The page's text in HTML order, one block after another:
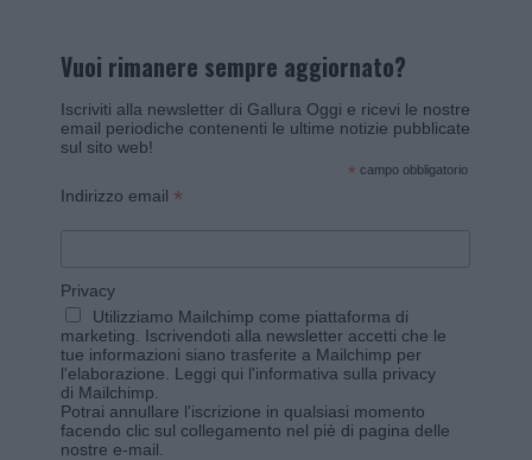
Vuoi rimanere sempre aggiornato?
Iscriviti alla newsletter di Gallura Oggi e ricevi le nostre
email periodiche contenenti le ultime notizie pubblicate
sul sito web!
* campo obbligatorio
Indirizzo email *
Privacy
Utilizziamo Mailchimp come piattaforma di
marketing. Iscrivendoti alla newsletter accetti che le
tue informazioni siano trasferite a Mailchimp per
l'elaborazione. Leggi qui l'informativa sulla privacy
di Mailchimp
Potrai annullare l'iscrizione in qualsiasi momento
facendo clic sul collegamento nel piè di pagina delle
nostre e-mail.